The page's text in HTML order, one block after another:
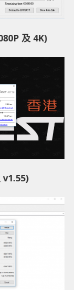
及 4K)
v1.55)